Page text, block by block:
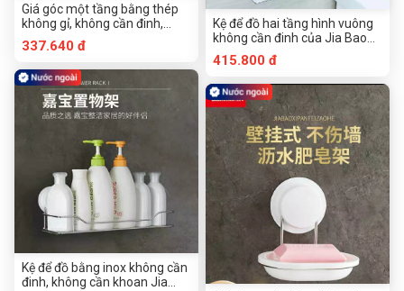
Giá góc một tầng bằng thép
không gỉ, không cần đinh,
không cần khoan của Jia Bao
337.640 đ
Kệ để đồ bằng inox không cần
đinh, không cần khoan Jia
Kệ để đồ hai tầng hình vuông
không cần đinh của Jia Bao
263005
415.800 đ